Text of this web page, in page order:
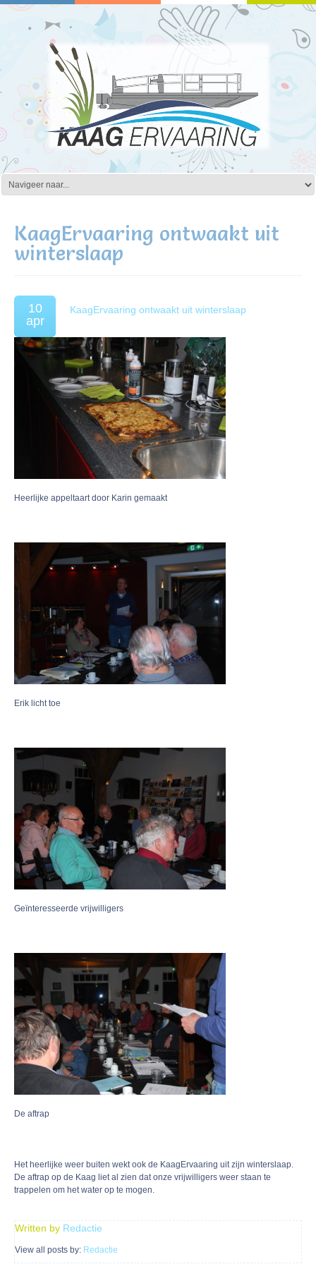
KaagErvaaring ontwaakt uit
winterslaap
10
apr
KaagErvaaring ontwaakt uit winterslaap
Heerlijke appeltaart door Karin gemaakt
Erik licht toe
Geïnteresseerde vrijwilligers
De aftrap
Het heerlijke weer buiten wekt ook de KaagErvaaring uit zijn winterslaap.
De aftrap op de Kaag liet al zien dat onze vrijwilligers weer staan te
trappelen om het water op te mogen.
Written by Redactie
View all posts by: Redactie